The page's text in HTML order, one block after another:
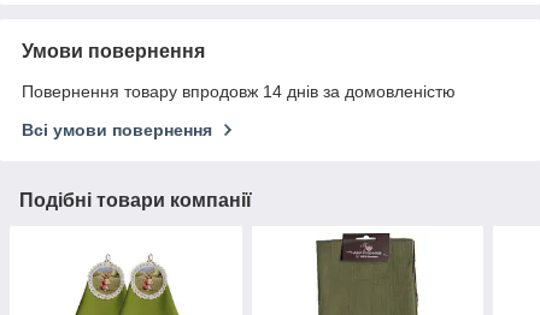
Умови повернення
Повернення товару впродовж 14 днів за домовленістю
Всі умови повернення
Подібні товари компанії